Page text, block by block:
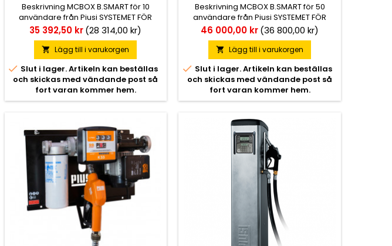
Beskrivning MCBOX B.SMART för 10
användare från Piusi SYSTEMET FÖR
BRÄNSLEHANTERING OCH ÖVERVAKNING
MCBOX B.SMART är den nya
avancerade mode
Pris
35 392,50 kr(28 314,00 kr)
 Lägg till i varukorgen
 Slut i lager. Artikeln kan beställas
och skickas med vändande post så
fort varan kommer hem.
Beskrivning MCBOX B.SMART för 50
användare från Piusi SYSTEMET FÖR
BRÄNSLEHANTERING OCH ÖVERVAKNING
MCBOX B.SMART är den nya
avancerade mode
Pris
46 000,00 kr(36 800,00 kr)
 Lägg till i varukorgen
 Slut i lager. Artikeln kan beställas
och skickas med vändande post så
fort varan kommer hem.